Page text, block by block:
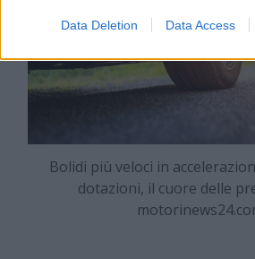
Data Deletion Data Access
Bolidi più veloci in
dotazioni, il cuore delle